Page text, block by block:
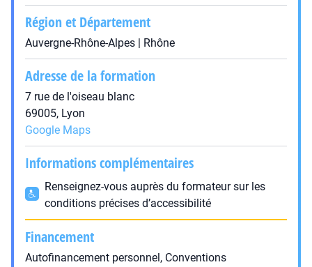
Région et Département
Auvergne-Rhône-Alpes | Rhône
Adresse de la formation
7 rue de l'oiseau blanc
69005, Lyon
Google Maps
Informations complémentaires
Renseignez-vous auprès du formateur sur les
conditions précises d’accessibilité
Financement
Autofinancement personnel, Conventions